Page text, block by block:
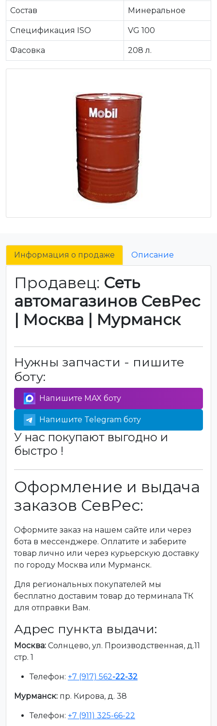
Состав Минеральное
Спецификация ISO VG 100
Фасовка 208 л.
Информация о продаже Описание
Продавец: Сеть
автомагазинов СевРес
| Москва | Мурманск
Нужны запчасти - пишите
боту:
Напишите MAX боту
Напишите Telegram боту
У нас покупают выгодно и
быстро !
Оформление и выдача
заказов СевРес:
Оформите заказ на нашем сайте или через
бота в мессенджере. Оплатите и заберите
товар лично или через курьерскую доставку
по городу Москва или Мурманск.
Для региональных покупателей мы
бесплатно доставим товар до терминала ТК
для отправки Вам.
Адрес пункта выдачи:
Москва: Солнцево, ул. Производственная, д.11
стр. 1
Телефон: +7 (917) 562-22-32
Мурманск: пр. Кирова, д. 38
Телефон: +7 (911) 325-66-22